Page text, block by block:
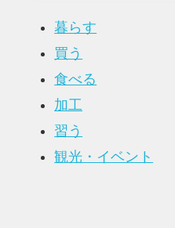
暮らす
買う
食べる
加工
習う
観光・イベント